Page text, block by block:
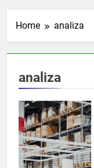
Home analiza
analiza